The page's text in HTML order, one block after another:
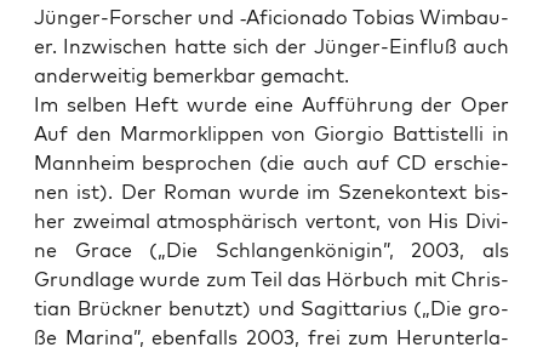
Jün­ger-For­scher und ‑Afi­ci­o­na­do Tobi­as Wim­bau­
er. Inzwi­schen hat­te sich der Jün­ger-Ein­fluß auch
ander­wei­tig bemerk­bar gemacht.
Im sel­ben Heft wur­de eine Auf­füh­rung der Oper
Auf den Mar­mor­klip­pen von Gior­gio Bat­tistel­li in
Mann­heim bespro­chen (die auch auf CD erschie­
nen ist). Der Roman wur­de im Sze­ne­kon­text bis­
her zwei­mal atmo­sphä­risch ver­tont, von His Divi­
ne Grace („Die Schlan­gen­kö­ni­gin”, 2003, als
Grund­la­ge wur­de zum Teil das Hör­buch mit Chris­
ti­an Brück­ner benutzt) und Sagit­ta­ri­us („Die gro­
ße Mari­na”, eben­falls 2003, frei zum Her­un­ter­la­